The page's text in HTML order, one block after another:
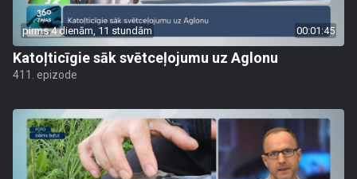
pirms 4 dienām, 11 stundām 00:01:45
Katoļticīgie sāk svētceļojumu uz Aglonu
411. epizode